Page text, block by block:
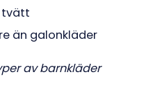
tvätt
än galonkläder
av barnkläder